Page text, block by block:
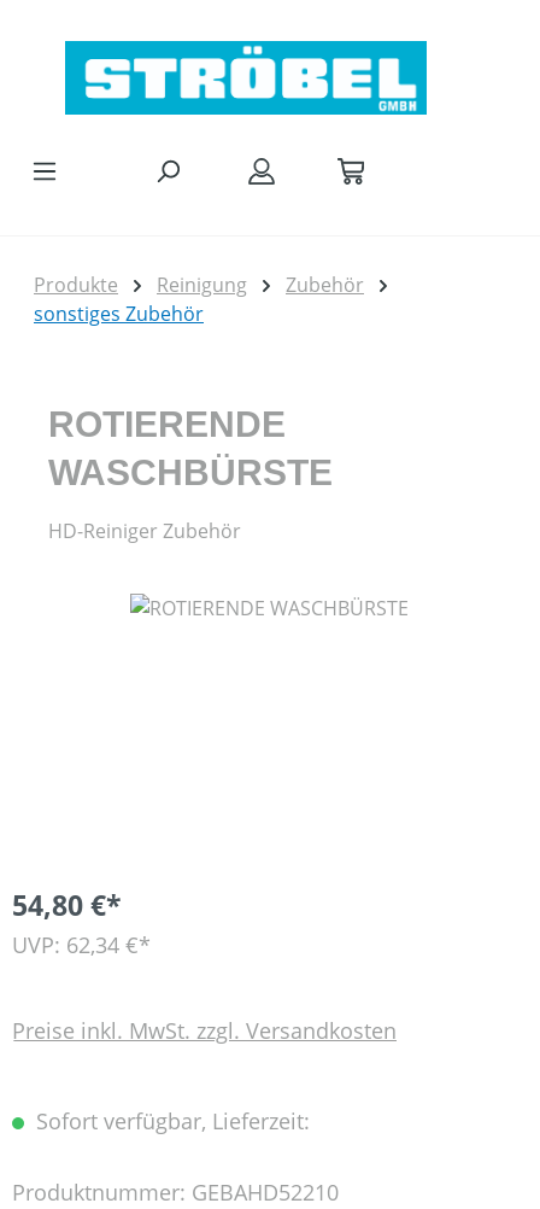
Produkte Reinigung
Zubehör
sonstiges Zubehör
ROTIERENDE
WASCHBÜRSTE
HD-Reiniger Zubehör
Bildergalerie überspringen
54,80 €*
UVP: 62,34 €*
Preise inkl. MwSt. zzgl. Versandkosten
Sofort verfügbar, Lieferzeit:
Produktnummer: GEBAHD52210